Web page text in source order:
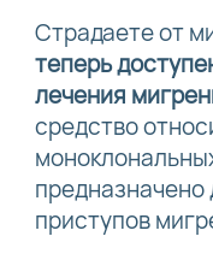
Страдаете от
теперь
лечения
средство
предназначено
приступов